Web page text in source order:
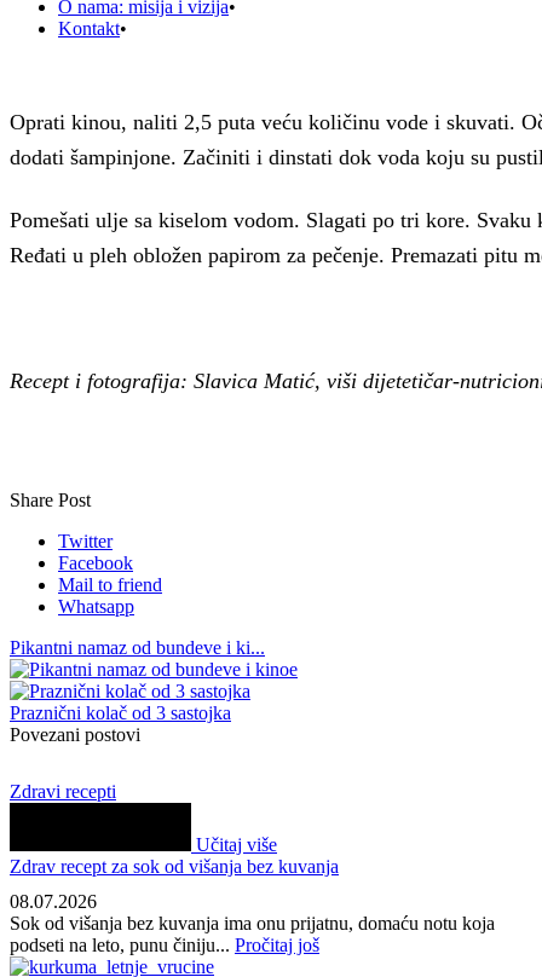
O nama: misija i vizija
Kontakt
Oprati kinou, naliti 2,5 puta veću količinu vode i skuvati.
dodati šampinjone. Začiniti i dinstati dok voda koju su
Pomešati ulje sa kiselom vodom. Slagati po tri kore.
Ređati u pleh obložen papirom za pečenje. Premazati pitu
Recept i fotografija: Slavica Matić, viši dijetetičar-
Share Post
Twitter
Facebook
Mail to friend
Whatsapp
Pikantni namaz od bundeve i ki...
Praznični kolač od 3 sastojka
Povezani postovi
Zdravi recepti
Učitaj više
Zdrav recept za sok od višanja bez kuvanja
08.07.2026
Sok od višanja bez kuvanja ima onu prijatnu, domaću notu koja
podseti na leto, punu činiju... Pročitaj još